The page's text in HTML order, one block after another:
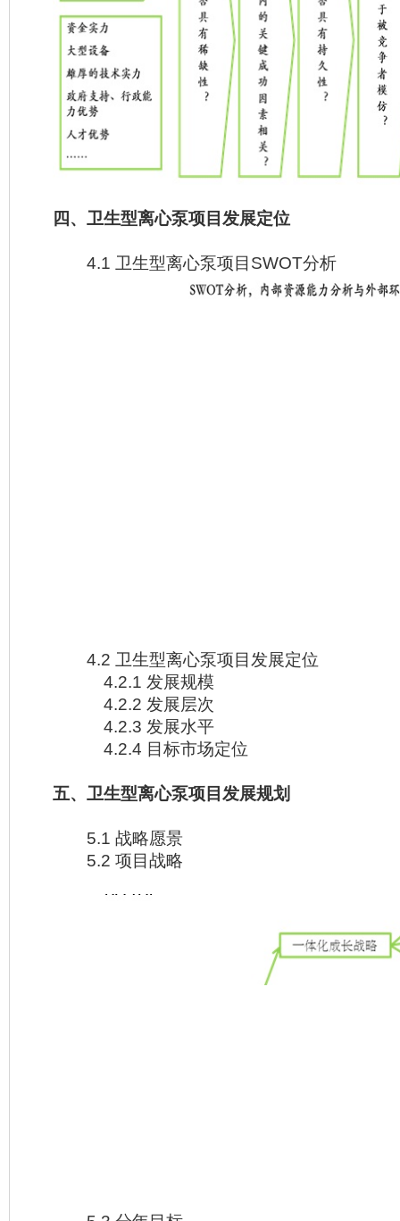
四、卫生型离心泵项目发展定位
4.1 卫生型离心泵项目SWOT分析
4.2 卫生型离心泵项目发展定位
4.2.1 发展规模
4.2.2 发展层次
4.2.3 发展水平
4.2.4 目标市场定位
五、卫生型离心泵项目发展规划
5.1 战略愿景
5.2 项目战略